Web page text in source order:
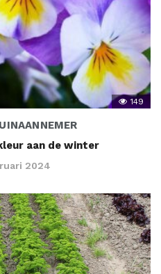
149
aan de winter
2024